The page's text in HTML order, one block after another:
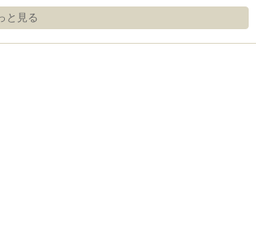
と見る